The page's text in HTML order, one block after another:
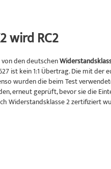
wird RC2
den deutschen
ist kein 1:1 Übertrag. Die mit
wurden die beim Test
erneut geprüft, bevor sie die
Widerstandsklasse 2 zertifiziert